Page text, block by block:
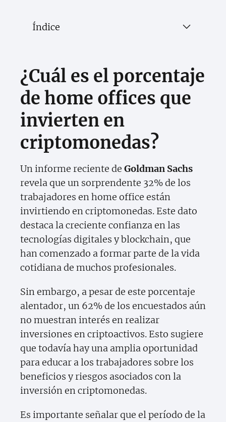
Índice
¿Cuál es el porcentaje
de home offices que
invierten en
criptomonedas?
Un informe reciente de Goldman Sachs
revela que un sorprendente 32% de los
trabajadores en home office están
invirtiendo en criptomonedas. Este dato
destaca la creciente confianza en las
tecnologías digitales y blockchain, que
han comenzado a formar parte de la vida
cotidiana de muchos profesionales.
Sin embargo, a pesar de este porcentaje
alentador, un 62% de los encuestados aún
no muestran interés en realizar
inversiones en criptoactivos. Esto sugiere
que todavía hay una amplia oportunidad
para educar a los trabajadores sobre los
beneficios y riesgos asociados con la
inversión en criptomonedas.
Es importante señalar que el período de la